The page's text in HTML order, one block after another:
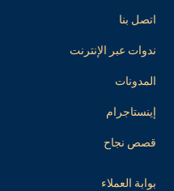
اتصل بنا
ندوات عبر الإنترنت
المدونات
إينستاجرام
قصص نجاح
بوابة العملاء